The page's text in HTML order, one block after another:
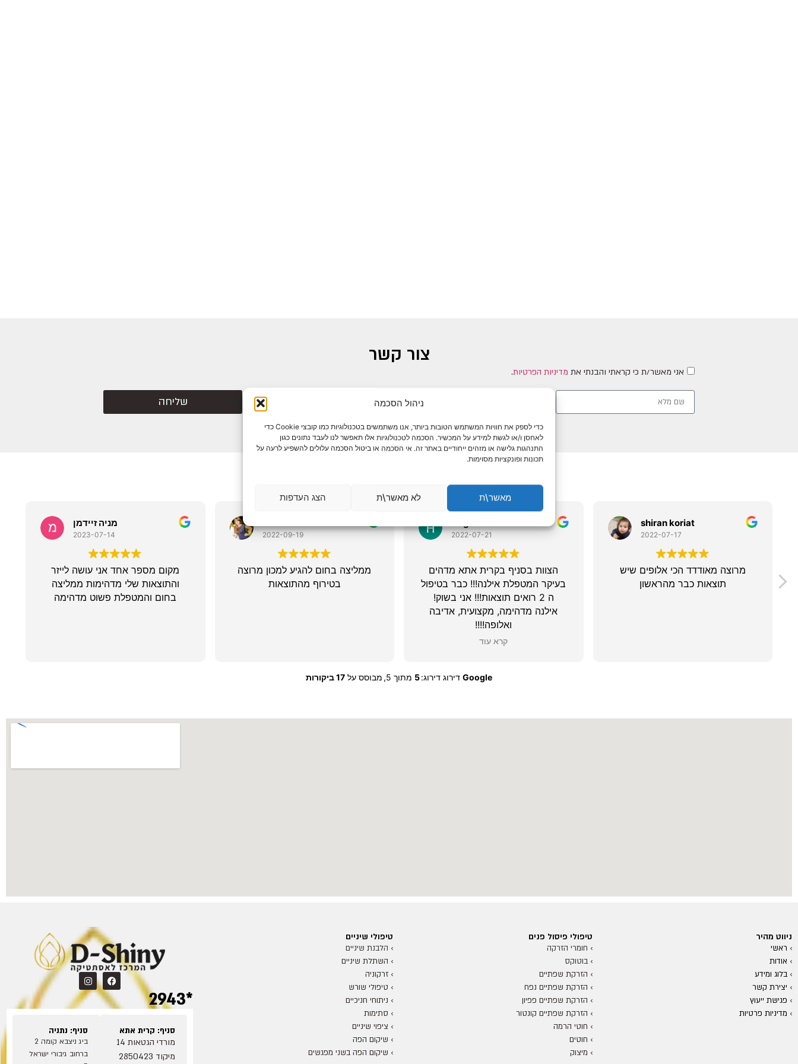
ניהול הסכמה
כדי לספק את חוויות המשתמש הטובות ביותר, אנו משתמשים בטכנולוגיות כמו קובצי Cookie כדי
לאחסן ו/או לגשת למידע על המכשיר. הסכמה לטכנולוגיות אלו תאפשר לנו לעבד נתונים כגון
התנהגות גלישה או מזהים ייחודיים באתר זה. אי הסכמה או ביטול הסכמה עלולים להשפיע לרעה על
תכונות ופונקציות מסוימות.
מאשר\ת לא מאשר\ת הצג העדפות
צור קשר
אני מאשר/ת כי קראתי והבנתי את מדיניות הפרטיות.
שליחה
לקוחות ממליצים
מניה זיידמן
2023-07-14
מקום מספר אחד אני עושה לייזר
והתוצאות שלי מדהימות ממליצה
בחום והמטפלת פשוט מדהימה
2022-09-19
ממליצה בחום להגיע למכון מרוצה
בטירוף מהתוצאות
2022-07-21
הצוות בסניף בקרית אתא מדהים
בעיקר המטפלת אילנה!!! כבר בטיפול
ה 2 רואים תוצאות!!! אני בשוק!
אילנה מדהימה, מקצועית, אדיבה
ואלופה!!!!
שירן בעלת המקום נותנת הרגשה
קרא עוד
shiran koriat
2022-07-17
מרוצה מאודדד הכי אלופים שיש
תוצאות כבר מהראשון
Google דירוג דירוג:5 מתוך 5, מבוסס על 17 ביקורות
ניווט מהיר
› ראשי
› אודות
› בלוג ומידע
› יצירת קשר
› פגישת ייעוץ
› מדיניות פרטיות
טיפולי פיסול פנים
› חומרי הזרקה
› בוטוקס
› הזרקת שפתיים
› הזרקת שפתיים נפח
› הזרקת שפתיים פפיון
› הזרקת שפתיים קונטור
› חוטי הרמה
› חוטים
› מיצוק
טיפולי שיניים
› הלבנת שיניים
› השתלת שיניים
› זרקוניה
› טיפולי שורש
› ניתוחי חניכיים
› סתימות
› ציפוי שיניים
› שיקום הפה
› שיקום הפה בשני מפגשים
*2943
סניף: קרית אתא
מורדי הגטאות 14
מיקוד 2850423
סניף: נתניה
ביג ניצבא קומה 2
ברחוב גיבורי ישראל